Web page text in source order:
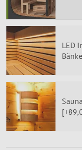
LED